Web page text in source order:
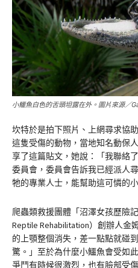
小鱷魚白色的舌頭坦露在外。圖片來源／
坎特於是拍下照片、上網尋求協
這隻受傷的動物，當地知名動保
享了這篇貼文，她說：「我聯絡
委員會，委員會告訴我已經派人
牠的專業人士，能幫助這可憐的小
爬蟲類救援團體「沼澤女孩歷險
Reptile Rehabilitation）創辦人金
的上顎整個消失，差一點點就碰
驚。」至於為什麼小鱷魚會受如
爭鬥有時候很激烈，也有臉部受